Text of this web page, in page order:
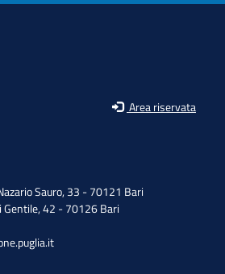
Area riservata
Sauro, 33 - 70121 Bari
Gentile, 42 - 70126 Bari